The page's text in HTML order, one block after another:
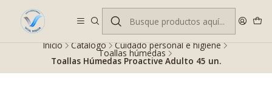
Despacho gratis en RM desde $100.000. Revisa las condiciones.
Inicio Catálogo Cuidado personal e higiene
Toallas húmedas
Toallas Húmedas Proactive Adulto 45 un.